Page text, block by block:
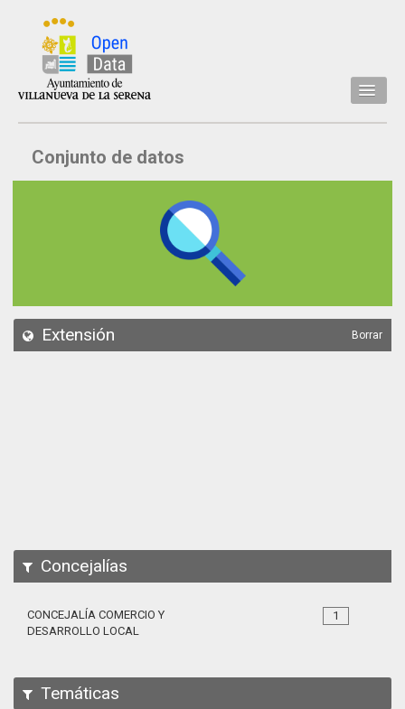
Inicio
Datos
API
Conjunto de datos
Extensión Borrar
Concejalías
1
CONCEJALÍA COMERCIO Y
DESARROLLO LOCAL
Temáticas